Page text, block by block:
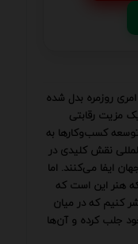
روزمره بدل شده
مزیت رقابتی
توسعه کسب‌وکارها به
نقش کلیدی در
ایفا می‌کنند. اما
هنر این است که
کنیم که در میان
خود جلب کرده و آن‌ها